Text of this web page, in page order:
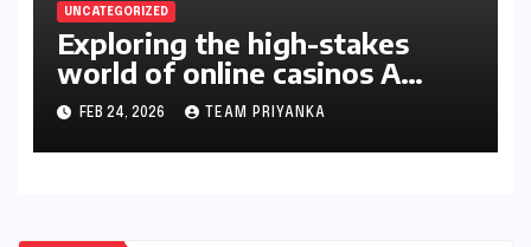
UNCATEGORIZED
Exploring the high-stakes
world of online casinos A
gambler’s guide
FEB 24, 2026 TEAM PRIYANKA